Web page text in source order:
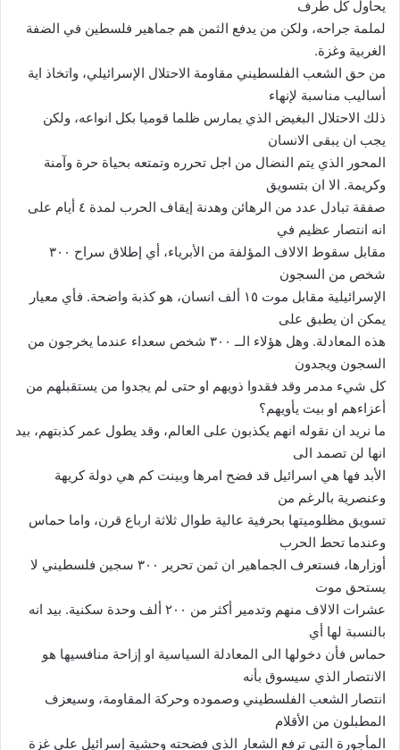
يحاول كل طرف
لملمة جراحه، ولكن من يدفع الثمن هم جماهير فلسطين في الضفة
الغربية وغزة.
من حق الشعب الفلسطيني مقاومة الاحتلال الإسرائيلي، واتخاذ اية
أساليب مناسبة لإنهاء
ذلك الاحتلال البغيض الذي يمارس ظلما قوميا بكل انواعه، ولكن
يجب ان يبقى الانسان
المحور الذي يتم النضال من اجل تحرره وتمتعه بحياة حرة وآمنة
وكريمة. الا ان بتسويق
صفقة تبادل عدد من الرهائن وهدنة إيقاف الحرب لمدة ٤ أيام على
انه انتصار عظيم في
مقابل سقوط الالاف المؤلفة من الأبرياء، أي إطلاق سراح ٣٠٠
شخص من السجون
الإسرائيلية مقابل موت ١٥ ألف انسان، هو كذبة واضحة. فأي معيار
يمكن ان يطبق على
هذه المعادلة. وهل هؤلاء الــ ٣٠٠ شخص سعداء عندما يخرجون من
السجون ويجدون
كل شيء مدمر وقد فقدوا ذويهم او حتى لم يجدوا من يستقبلهم من
أعزاءهم او بيت يأويهم؟
ما نريد ان نقوله انهم يكذبون على العالم، وقد يطول عمر كذبتهم، بيد
انها لن تصمد الى
الأبد فها هي اسرائيل قد فضح امرها وبينت كم هي دولة كريهة
وعنصرية بالرغم من
تسويق مظلوميتها بحرفية عالية طوال ثلاثة ارباع قرن، واما حماس
وعندما تحط الحرب
أوزارها، فستعرف الجماهير ان ثمن تحرير ٣٠٠ سجين فلسطيني لا
يستحق موت
عشرات الالاف منهم وتدمير أكثر من ٢٠٠ ألف وحدة سكنية. بيد انه
بالنسبة لها أي
حماس فأن دخولها الى المعادلة السياسية او إزاحة منافسيها هو
الانتصار الذي سيسوق بأنه
انتصار الشعب الفلسطيني وصموده وحركة المقاومة، وسيعزف
المطبلون من الأقلام
المأجورة التي ترفع الشعار الذي فضحته وحشية إسرائيل على غزة